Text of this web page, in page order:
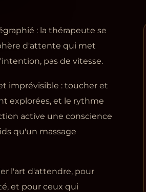
: la thérapeute se
d'attente qui met
pas de vitesse.
imprévisible : toucher et
explorées, et le rythme
active une conscience
qu'un massage
l'art d'attendre, pour
et pour ceux qui